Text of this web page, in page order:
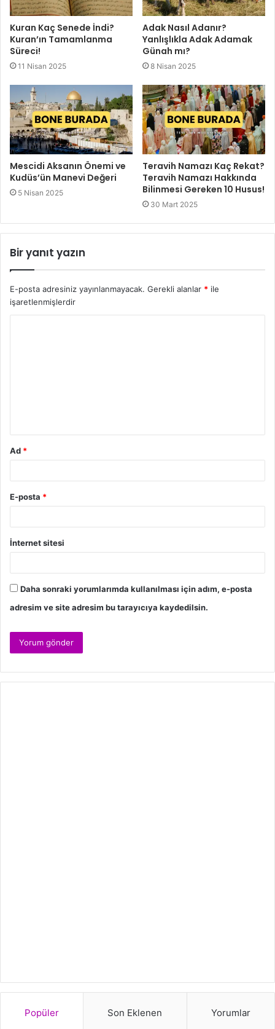
Kuran Kaç Senede İndi?
Kuran’ın Tamamlanma
Süreci!
11 Nisan 2025
Adak Nasıl Adanır?
Yanlışlıkla Adak Adamak
Günah mı?
8 Nisan 2025
Mescidi Aksanın Önemi ve
Kudüs’ün Manevi Değeri
5 Nisan 2025
Teravih Namazı Kaç Rekat?
Teravih Namazı Hakkında
Bilinmesi Gereken 10 Husus!
30 Mart 2025
Bir yanıt yazın
E-posta adresiniz yayınlanmayacak. Gerekli alanlar * ile
işaretlenmişlerdir
Ad *
E-posta *
İnternet sitesi
Daha sonraki yorumlarımda kullanılması için adım, e-posta
adresim ve site adresim bu tarayıcıya kaydedilsin.
Popüler Son Eklenen Yorumlar